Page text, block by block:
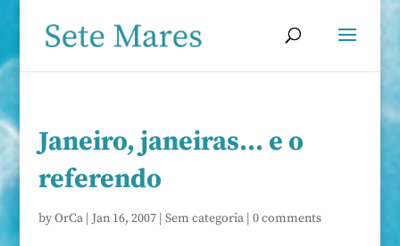
Janeiro, janeiras… e o
referendo
byOrCa| Jan 16, 2007| Sem categoria| 0 comments